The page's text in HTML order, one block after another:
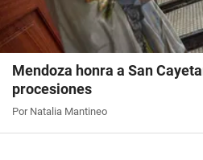
Mendoza honra a San
procesiones
Por Natalia Mantineo